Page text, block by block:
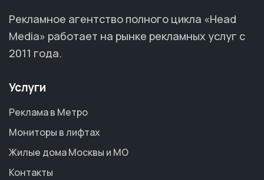
Рекламное агентство полного цикла «Head
Media» работает на рынке рекламных услуг с
2011 года.
Услуги
Реклама в Метро
Мониторы в лифтах
Жилые дома Москвы и МО
Контакты